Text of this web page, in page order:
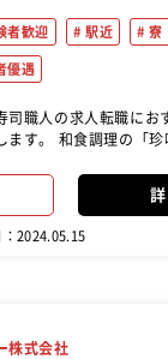
者歓迎 駅近 寮
優遇
の求人転職におすすめ。
す。 和食調理の「珍
ます。最初は経験の
みながら、ゆくゆくは
：2024.05.15
株式会社